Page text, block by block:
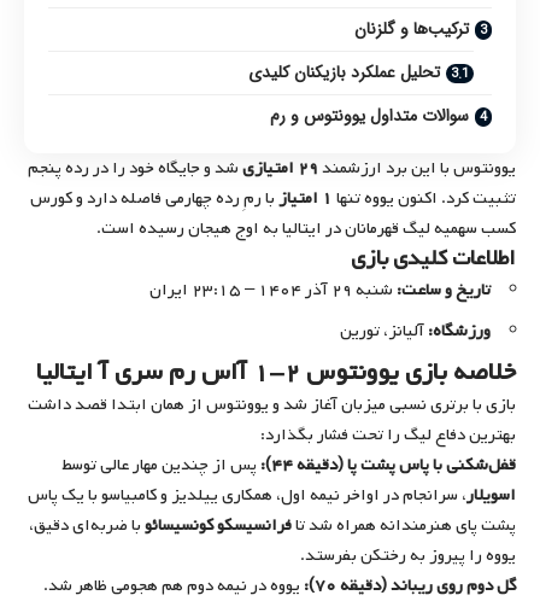
ترکیب‌ها و گلزنان
تحلیل عملکرد بازیکنان کلیدی
سوالات متداول یوونتوس و رم
یوونتوس با این برد ارزشمند۲۹ امتیازی
شد و جایگاه خود را در رده پنجم
تثبیت کرد. اکنون یووه تنها ۱ امتیاز
با رمِ رده چهارمی فاصله دارد و کورس
کسب سهمیه لیگ قهرمانان در ایتالیا به اوج هیجان رسیده است.
اطلاعات کلیدی بازی
تاریخ و ساعت: شنبه ۲۹ آذر ۱۴۰۴ – ۲۳:۱۵ ایران
ورزشگاه:آلیانز، تورین
خلاصه بازی یوونتوس ۲-۱ آاس رم سری آ ایتالیا
بازی با برتری نسبی میزبان آغاز شد و یوونتوس از همان ابتدا قصد داشت
بهترین دفاع لیگ را تحت فشار بگذارد:
قفل‌شکنی با پاس پشت پا (دقیقه ۴۴):
پس از چندین مهار عالی توسط
اسویلار، سرانجام در اواخر نیمه اول، همکاری ییلدیز و کامبیاسو با یک پاس
پشت پای هنرمندانه همراه شد تافرانسیسکو کونسیسائوبا ضربه‌ای دقیق،
یووه را پیروز به رختکن بفرستد.
گل دوم روی ریباند (دقیقه ۷۰):
یووه در نیمه دوم هم هجومی ظاهر شد.